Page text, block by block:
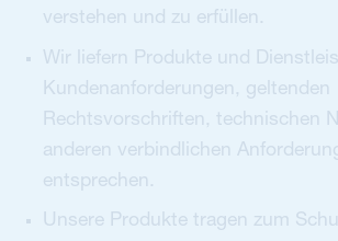
verstehen und zu erfüllen.
Wir liefern Produkte und
Kundenanforderungen, geltenden
Rechtsvorschriften, technischen
anderen verbindlichen
entsprechen.
Unsere Produkte tragen zum